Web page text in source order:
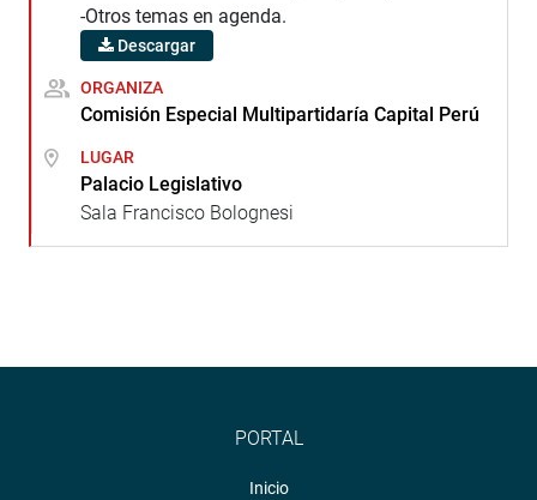
-Otros temas en agenda.
Descargar
ORGANIZA
Comisión Especial Multipartidaría Capital Perú
LUGAR
Palacio Legislativo
Sala Francisco Bolognesi
PORTAL
Inicio